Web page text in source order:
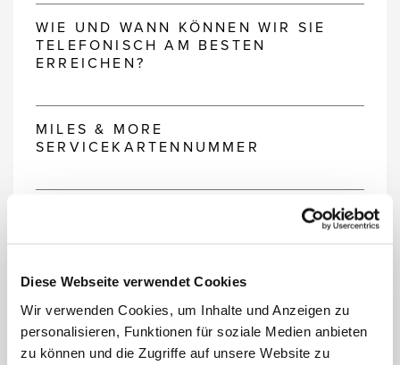
Diese Webseite verwendet Cookies
Wir verwenden Cookies, um Inhalte und Anzeigen zu
personalisieren, Funktionen für soziale Medien anbieten
zu können und die Zugriffe auf unsere Website zu
WIE UND WANN KÖNNEN WIR SIE
TELEFONISCH AM BESTEN
ERREICHEN?
MILES & MORE
SERVICEKARTENNUMMER
REISEZEITRAUM